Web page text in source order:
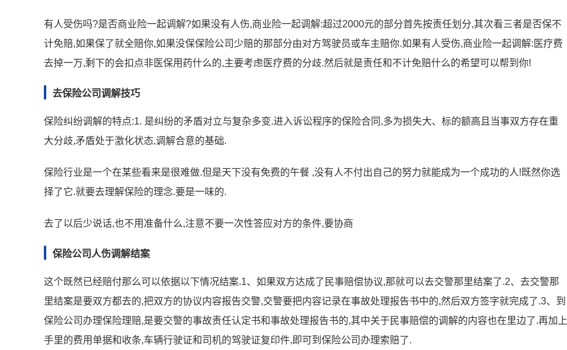
有人受伤吗?是否商业险一起调解?如果没有人伤,商业险一起调解:超过2000元的部分首先按责任划分,其次看三者是否保不
计免赔,如果保了就全赔你,如果没保保险公司少赔的那部分由对方驾驶员或车主赔你.如果有人受伤,商业险一起调解:医疗费
去掉一万,剩下的会扣点非医保用药什么的,主要考虑医疗费的分歧.然后就是责任和不计免赔什么的希望可以帮到你!
去保险公司调解技巧
保险纠纷调解的特点:1. 是纠纷的矛盾对立与复杂多变.进入诉讼程序的保险合同,多为损失大、标的额高且当事双方存在重
大分歧,矛盾处于激化状态,调解合意的基础.
保险行业是一个在某些看来是很难做.但是天下没有免费的午餐 ,没有人不付出自己的努力就能成为一个成功的人!既然你选
择了它.就要去理解保险的理念.要是一味的.
去了以后少说话,也不用准备什么,注意不要一次性答应对方的条件,要协商
保险公司人伤调解结案
这个既然已经赔付那么可以依据以下情况结案.1、如果双方达成了民事赔偿协议,那就可以去交警那里结案了.2、去交警那
里结案是要双方都去的,把双方的协议内容报告交警,交警要把内容记录在事故处理报告书中的,然后双方签字就完成了.3、到
保险公司办理保险理赔,是要交警的事故责任认定书和事故处理报告书的,其中关于民事赔偿的调解的内容也在里边了.再加上
手里的费用单据和收条,车辆行驶证和司机的驾驶证复印件,即可到保险公司办理索赔了.